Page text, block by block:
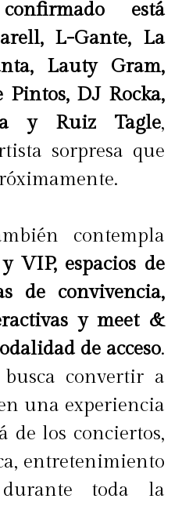
está
L-Gante, La
Lauty Gram,
DJ Rocka,
y Ruiz Tagle,
sorpresa que
contempla
VIP, espacios de
de convivencia,
y meet &
de acceso.
convertir a
una experiencia
de los conciertos,
entretenimiento
toda la